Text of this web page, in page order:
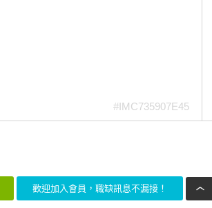
#IMC735907E45
歡迎加入會員，職缺訊息不漏接！